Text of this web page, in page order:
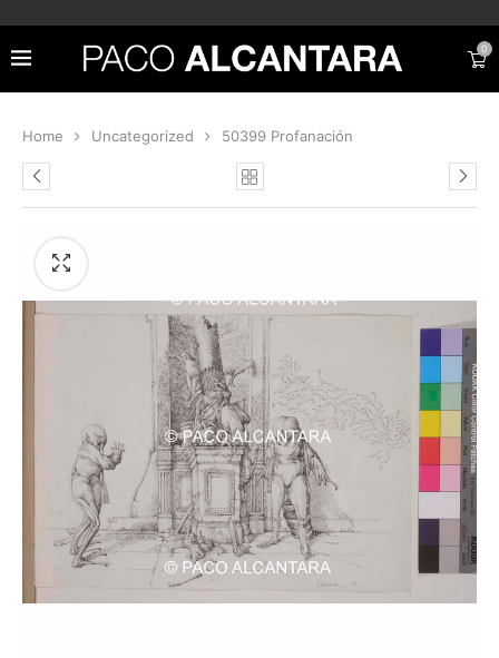
0
Home Uncategorized 50399 Profanación